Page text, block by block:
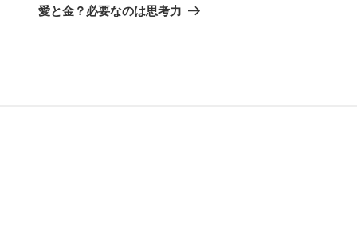
の
愛と金？必要なのは思考力